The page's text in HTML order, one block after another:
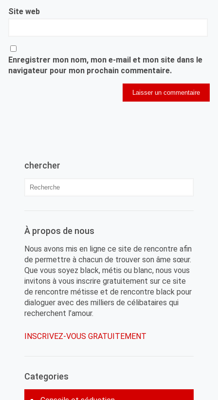
Site web
Enregistrer mon nom, mon e-mail et mon site dans le
navigateur pour mon prochain commentaire.
chercher
À propos de nous
Nous avons mis en ligne ce site de rencontre afin
de permettre à chacun de trouver son âme sœur.
Que vous soyez black, métis ou blanc, nous vous
invitons à vous inscrire gratuitement sur ce site
de rencontre métisse et de rencontre black pour
dialoguer avec des milliers de célibataires qui
recherchent l’amour.
INSCRIVEZ-VOUS GRATUITEMENT
Categories